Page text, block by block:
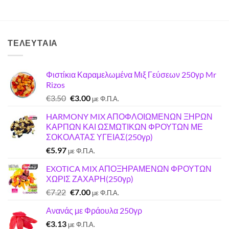
ΤΕΛΕΥΤΑΊΑ
Φιστίκια Καραμελωμένα Μιξ Γεύσεων 250γρ Mr
Rizos
€3.50 Original
was:
€3.50.
€3.00Η
τιμή
είναι:
€3.00.
με Φ.Π.Α.
HARMONY MIX ΑΠΟΦΛΟΙΩΜΕΝΩΝ ΞΗΡΩΝ
ΚΑΡΠΩΝ ΚΑΙ ΩΣΜΩΤΙΚΩΝ ΦΡΟΥΤΩΝ ΜΕ
ΣΟΚΟΛΑΤΑΣ ΥΓΕΙΑΣ(250γρ)
€5.97 με Φ.Π.Α.
EXOTICA MIX ΑΠΟΞΗΡΑΜΕΝΩΝ ΦΡΟΥΤΩΝ
ΧΩΡΙΣ ΖΑΧΑΡΗ(250γρ)
€7.22 Original
was:
€7.22.
€7.00Η
τιμή
είναι:
με Φ.Π.Α.
Ανανάς με Φράουλα 250γρ
€3.13 με Φ.Π.Α.